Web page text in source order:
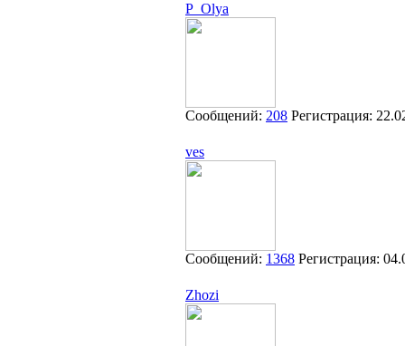
P_Olya
Сообщений: 208 Регистрация:
ves
Сообщений: 1368 Регистрация:
Zhozi